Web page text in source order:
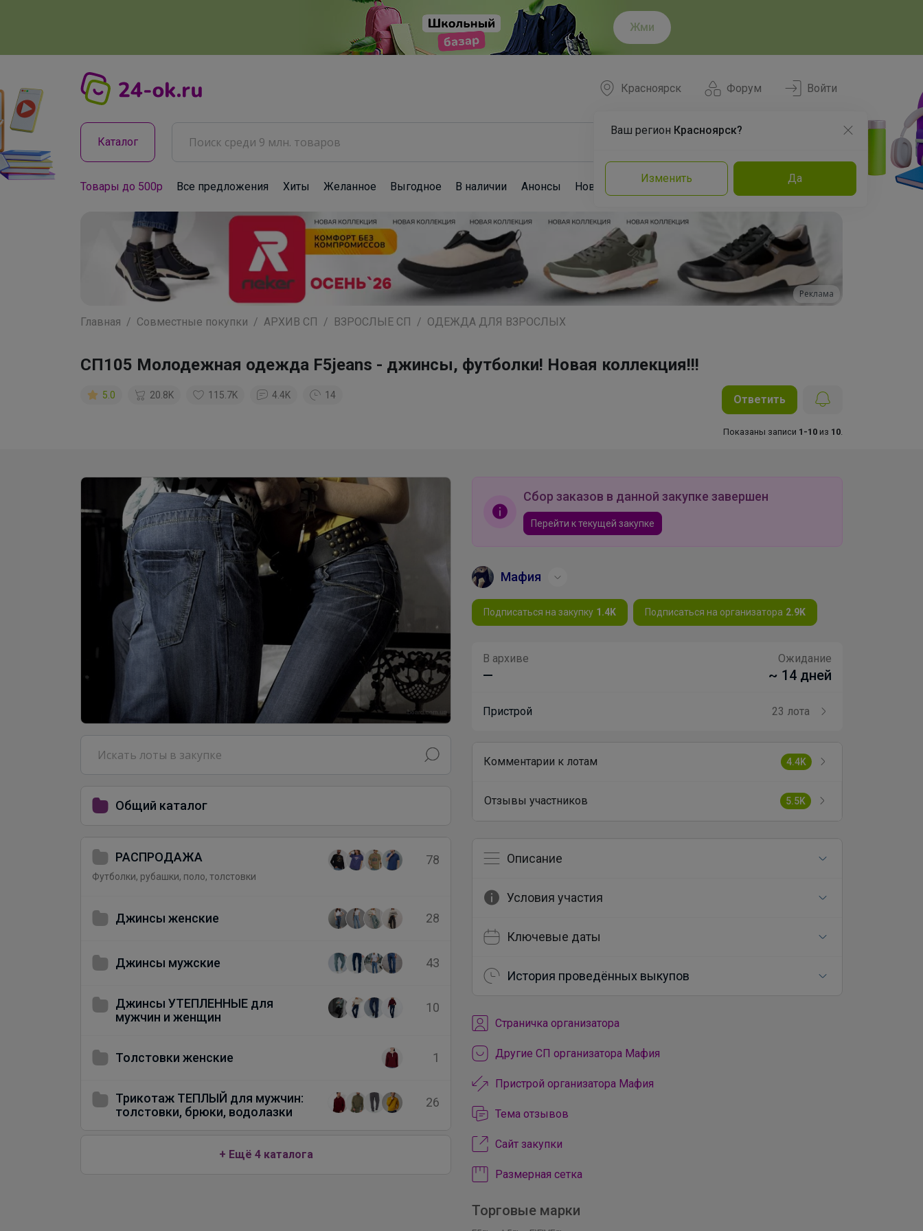
Жми
Форум
Красноярск
Ваш регион Красноярск?
Изменить Да
Войти
Каталог
Товары до 500р Все предложения Хиты Желанное Выгодное В наличии Анонсы Новости Команда Эксперты
Реклама
Главная Совместные покупки АРХИВ СП ВЗРОСЛЫЕ СП ОДЕЖДА ДЛЯ ВЗРОСЛЫХ
СП105 Молодежная одежда F5jeans - джинсы, футболки! Новая коллекция!!!
5.0 20.8K 115.7K 4.4K 14 Ответить
Показаны записи 1-10 из 10
Общий каталог
РАСПРОДАЖА
Футболки, рубашки, поло, толстовки
78
Джинсы женские 28
Джинсы мужские 43
Джинсы УТЕПЛЕННЫЕ для
мужчин и женщин
10
Толстовки женские 1
Трикотаж ТЕПЛЫЙ для мужчин:
толстовки, брюки, водолазки
26
+ Ещё 4 каталога
Сбор заказов в данной закупке завершен
Перейти к текущей закупке
Мафия
Подписаться на закупку 1.4K Подписаться на организатора 2.9K
В архиве
—
Ожидание
~ 14 дней
Пристрой 23 лота
Комментарии к лотам 4.4K
Отзывы участников 5.5K
Описание
Условия участия
Ключевые даты
История проведённых выкупов
Cтраничка организатора
Другие СП организатора Мафия
Пристрой организатора Мафия
Тема отзывов
Сайт закупки
Размерная сетка
Торговые марки